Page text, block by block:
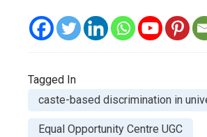
Tagged In
caste-based discrimination in
Equal Opportunity Centre UGC